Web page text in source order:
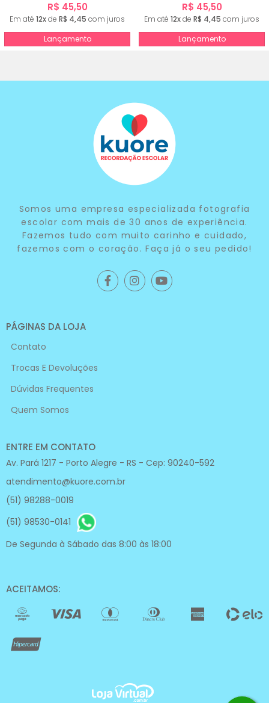
R$ 45,50
Em até 12xde R$ 4,45 com juros
Lançamento
R$ 45,50
Em até 12xde R$ 4,45 com juros
Lançamento
Somos uma empresa especializada fotografia
escolar com mais de 30 anos de experiência.
Fazemos tudo com muito carinho e cuidado,
fazemos com o coração. Faça já o seu pedido!
PÁGINAS DA LOJA
Contato
Trocas E Devoluções
Dúvidas Frequentes
Quem Somos
ENTRE EM CONTATO
Av. Pará 1217 - Porto Alegre - RS - Cep: 90240-592
atendimento@kuore.com.br
(51) 98288-0019
(51) 98530-0141
De Segunda à Sábado das 8:00 às 18:00
ACEITAMOS: